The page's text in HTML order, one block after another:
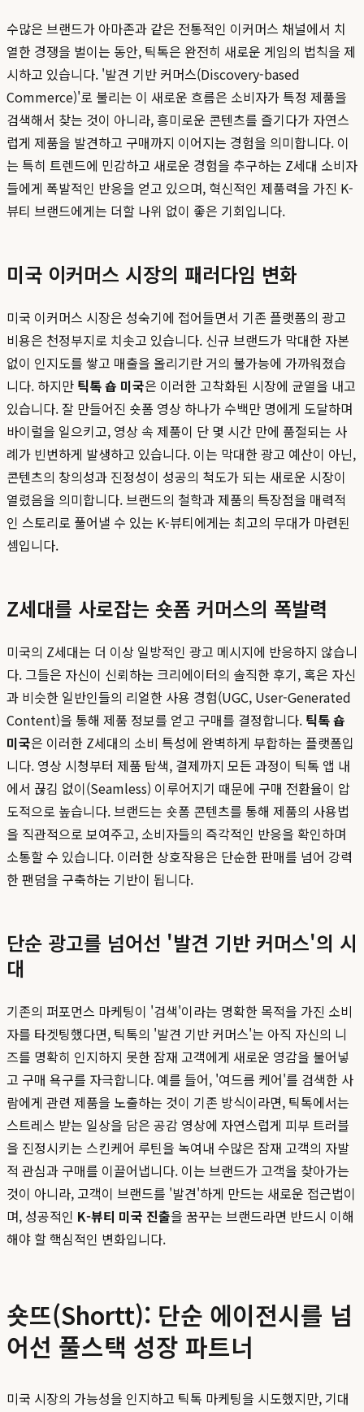
수많은 브랜드가 아마존과 같은 전통적인 이커머스 채널에서 치
열한 경쟁을 벌이는 동안, 틱톡은 완전히 새로운 게임의 법칙을 제
시하고 있습니다. '발견 기반 커머스(Discovery-based
Commerce)'로 불리는 이 새로운 흐름은 소비자가 특정 제품을
검색해서 찾는 것이 아니라, 흥미로운 콘텐츠를 즐기다가 자연스
럽게 제품을 발견하고 구매까지 이어지는 경험을 의미합니다. 이
는 특히 트렌드에 민감하고 새로운 경험을 추구하는 Z세대 소비자
들에게 폭발적인 반응을 얻고 있으며, 혁신적인 제품력을 가진 K-
뷰티 브랜드에게는 더할 나위 없이 좋은 기회입니다.
미국 이커머스 시장의 패러다임 변화
미국 이커머스 시장은 성숙기에 접어들면서 기존 플랫폼의 광고
비용은 천정부지로 치솟고 있습니다. 신규 브랜드가 막대한 자본
없이 인지도를 쌓고 매출을 올리기란 거의 불가능에 가까워졌습
니다. 하지만 틱톡 숍 미국은 이러한 고착화된 시장에 균열을 내고
있습니다. 잘 만들어진 숏폼 영상 하나가 수백만 명에게 도달하며
바이럴을 일으키고, 영상 속 제품이 단 몇 시간 만에 품절되는 사
례가 빈번하게 발생하고 있습니다. 이는 막대한 광고 예산이 아닌,
콘텐츠의 창의성과 진정성이 성공의 척도가 되는 새로운 시장이
열렸음을 의미합니다. 브랜드의 철학과 제품의 특장점을 매력적
인 스토리로 풀어낼 수 있는 K-뷰티에게는 최고의 무대가 마련된
셈입니다.
Z세대를 사로잡는 숏폼 커머스의 폭발력
미국의 Z세대는 더 이상 일방적인 광고 메시지에 반응하지 않습니
다. 그들은 자신이 신뢰하는 크리에이터의 솔직한 후기, 혹은 자신
과 비슷한 일반인들의 리얼한 사용 경험(UGC, User-Generated
Content)을 통해 제품 정보를 얻고 구매를 결정합니다. 틱톡 숍
미국은 이러한 Z세대의 소비 특성에 완벽하게 부합하는 플랫폼입
니다. 영상 시청부터 제품 탐색, 결제까지 모든 과정이 틱톡 앱 내
에서 끊김 없이(Seamless) 이루어지기 때문에 구매 전환율이 압
도적으로 높습니다. 브랜드는 숏폼 콘텐츠를 통해 제품의 사용법
을 직관적으로 보여주고, 소비자들의 즉각적인 반응을 확인하며
소통할 수 있습니다. 이러한 상호작용은 단순한 판매를 넘어 강력
한 팬덤을 구축하는 기반이 됩니다.
단순 광고를 넘어선 '발견 기반 커머스'의 시
대
기존의 퍼포먼스 마케팅이 '검색'이라는 명확한 목적을 가진 소비
자를 타겟팅했다면, 틱톡의 '발견 기반 커머스'는 아직 자신의 니
즈를 명확히 인지하지 못한 잠재 고객에게 새로운 영감을 불어넣
고 구매 욕구를 자극합니다. 예를 들어, '여드름 케어'를 검색한 사
람에게 관련 제품을 노출하는 것이 기존 방식이라면, 틱톡에서는
스트레스 받는 일상을 담은 공감 영상에 자연스럽게 피부 트러블
을 진정시키는 스킨케어 루틴을 녹여내 수많은 잠재 고객의 자발
적 관심과 구매를 이끌어냅니다. 이는 브랜드가 고객을 찾아가는
것이 아니라, 고객이 브랜드를 '발견'하게 만드는 새로운 접근법이
며, 성공적인 K-뷰티 미국 진출을 꿈꾸는 브랜드라면 반드시 이해
해야 할 핵심적인 변화입니다.
숏뜨(Shortt): 단순 에이전시를 넘
어선 풀스택 성장 파트너
미국 시장의 가능성을 인지하고 틱톡 마케팅을 시도했지만, 기대